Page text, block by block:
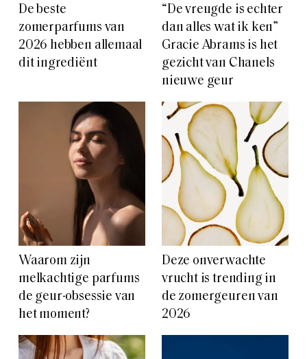
De beste
zomerparfums van
2026 hebben allemaal
dit ingrediënt
“De vreugde is echter
dan alles wat ik ken”
Gracie Abrams is het
gezicht van Chanels
nieuwe geur
Waarom zijn
melkachtige parfums
de geur-obsessie van
het moment?
Deze onverwachte
vrucht is trending in
de zomergeuren van
2026